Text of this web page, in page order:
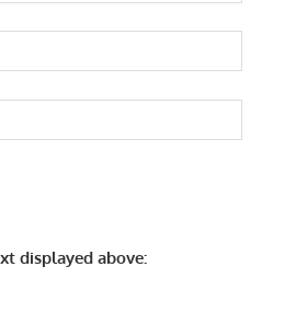
displayed above: